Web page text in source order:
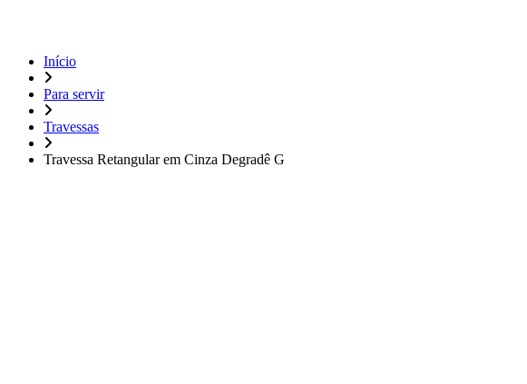
Início
Para servir
Travessas
Travessa Retangular em Cinza Degradê G